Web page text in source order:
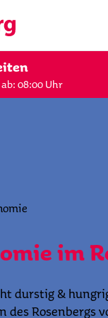
08:00 Uhr
im
durstig &
des Rosenbergs